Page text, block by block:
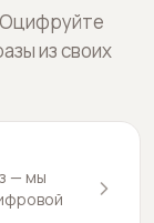
из своих
— мы